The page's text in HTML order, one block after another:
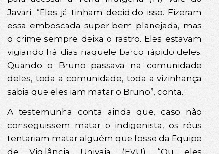
Javari. “Eles já tinham decidido isso. Fizeram
essa emboscada super bem planejada, mas
o crime sempre deixa o rastro. Eles estavam
vigiando há dias naquele barco rápido deles.
Quando o Bruno passava na comunidade
deles, toda a comunidade, toda a vizinhança
sabia que eles iam matar o Bruno”, conta.
A testemunha conta ainda que, caso não
conseguissem matar o indigenista, os réus
tentariam matar alguém que fosse da Equipe
de Vigilância Univaja (EVU). “Ou eles